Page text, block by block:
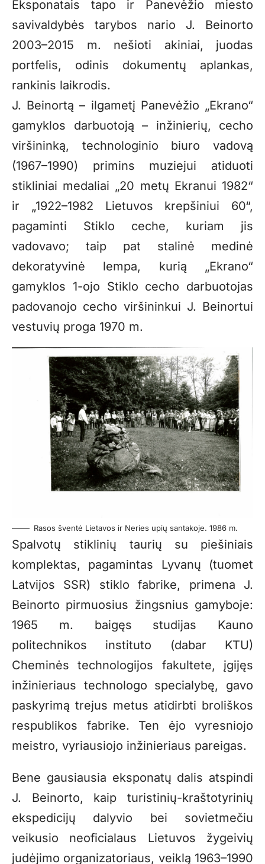
Eksponatais tapo ir Panevėžio miesto
savivaldybės tarybos nario J. Beinorto
2003–2015 m. nešioti akiniai, juodas
portfelis, odinis dokumentų aplankas,
rankinis laikrodis.
J. Beinortą – ilgametį Panevėžio „Ekrano“
gamyklos darbuotoją – inžinierių, cecho
viršininką, technologinio biuro vadovą
(1967–1990) primins muziejui atiduoti
stikliniai medaliai „20 metų Ekranui 1982“
ir „1922–1982 Lietuvos krepšiniui 60“,
pagaminti Stiklo ceche, kuriam jis
vadovavo; taip pat stalinė medinė
dekoratyvinė lempa, kurią „Ekrano“
gamyklos 1-ojo Stiklo cecho darbuotojas
padovanojo cecho viršininkui J. Beinortui
vestuvių proga 1970 m.
Rasos šventė Lietavos ir Neries upių santakoje. 1986 m.
Spalvotų stiklinių taurių su piešiniais
komplektas, pagamintas Lyvanų (tuomet
Latvijos SSR) stiklo fabrike, primena J.
Beinorto pirmuosius žingsnius gamyboje:
1965 m. baigęs studijas Kauno
politechnikos instituto (dabar KTU)
Cheminės technologijos fakultete, įgijęs
inžinieriaus technologo specialybę, gavo
paskyrimą trejus metus atidirbti broliškos
respublikos fabrike. Ten ėjo vyresniojo
meistro, vyriausiojo inžinieriaus pareigas.
Bene gausiausia eksponatų dalis atspindi
J. Beinorto, kaip turistinių-kraštotyrinių
ekspedicijų dalyvio bei sovietmečiu
veikusio neoficialaus Lietuvos žygeivių
judėjimo organizatoriaus, veiklą 1963–1990